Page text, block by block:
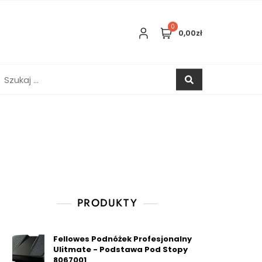
0
0,00zł
PRODUKTY
Fellowes Podnóżek Profesjonalny
Ulitmate - Podstawa Pod Stopy